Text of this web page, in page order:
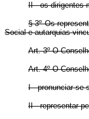
II - os dirigentes
§ 3º Os
Social e autarquias
Art. 3º O
Art. 4º O
I - pronunciar-se
II - representar